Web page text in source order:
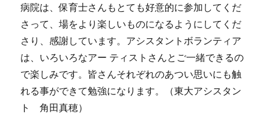
病院は、保育士さんもとても好意的に参加してくだ
さって、場をより楽しいものになるようにしてくだ
さり、感謝しています。アシスタントボランティア
は、いろいろなアー ティストさんとご一緒できるの
で楽しみです。皆さんそれぞれのあつい思いにも触
れる事ができて勉強になります。（東大アシスタン
ト 角田真穂）